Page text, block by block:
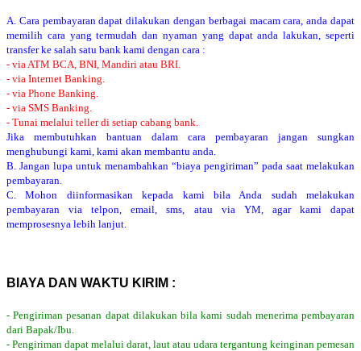
A. Cara pembayaran dapat dilakukan dengan berbagai macam cara, anda dapat
memilih cara yang termudah dan nyaman yang dapat anda lakukan, seperti
transfer ke salah satu bank kami dengan cara :
- via ATM BCA, BNI, Mandiri atau BRI.
- via Internet Banking.
- via Phone Banking.
- via SMS Banking.
- Tunai melalui teller di setiap cabang bank.
Jika membutuhkan bantuan dalam cara pembayaran jangan sungkan
menghubungi kami, kami akan membantu anda.
B. Jangan lupa untuk menambahkan “biaya pengiriman” pada saat melakukan
pembayaran.
C. Mohon diinformasikan kepada kami bila Anda sudah melakukan
pembayaran via telpon, email, sms, atau via YM, agar kami dapat
memprosesnya lebih lanjut.
BIAYA DAN WAKTU KIRIM :
- Pengiriman pesanan dapat dilakukan bila kami sudah menerima pembayaran
dari Bapak/Ibu.
- Pengiriman dapat melalui darat, laut atau udara tergantung keinginan pemesan